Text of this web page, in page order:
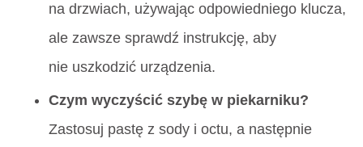
na drzwiach, używając odpowiedniego klucza,
ale zawsze sprawdź instrukcję, aby
nie uszkodzić urządzenia.
Czym wyczyścić szybę w piekarniku?
Zastosuj pastę z sody i octu, a następnie